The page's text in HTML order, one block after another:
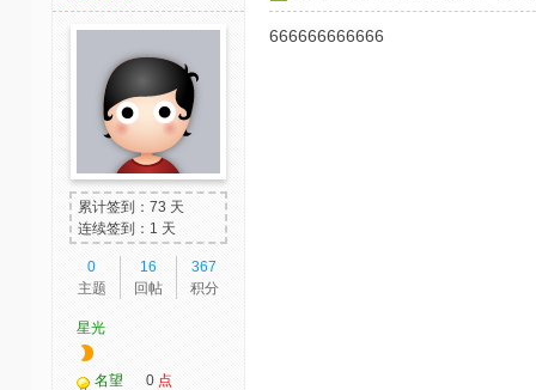
累计签到：73 天
连续签到：1 天
0
主题
16
回帖
367
积分
星光
名望 0 点
666666666666